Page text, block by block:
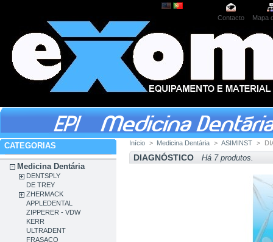
Contacto Mapa
CATEGORIAS
Medicina Dentária
DENTSPLY
DE TREY
ZHERMACK
APPLEDENTAL
ZIPPERER - VDW
KERR
ULTRADENT
FRASACO
Início > Medicina Dentária > ASIMINST >
DIAGNÓSTICO Há 7 produtos.